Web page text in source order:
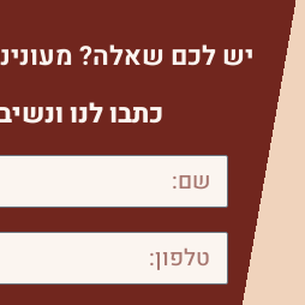
יש לכם שאלה?
כתבו לנו